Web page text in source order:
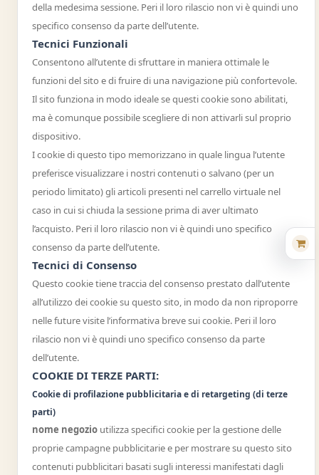
della medesima sessione. Peri il loro rilascio non vi è quindi uno
specifico consenso da parte dell’utente.
Tecnici Funzionali
Consentono all’utente di sfruttare in maniera ottimale le
funzioni del sito e di fruire di una navigazione più confortevole.
Il sito funziona in modo ideale se questi cookie sono abilitati,
ma è comunque possibile scegliere di non attivarli sul proprio
dispositivo.
I cookie di questo tipo memorizzano in quale lingua l’utente
preferisce visualizzare i nostri contenuti o salvano (per un
periodo limitato) gli articoli presenti nel carrello virtuale nel
caso in cui si chiuda la sessione prima di aver ultimato
l’acquisto. Peri il loro rilascio non vi è quindi uno specifico
consenso da parte dell’utente.
Tecnici di Consenso
Questo cookie tiene traccia del consenso prestato dall’utente
all’utilizzo dei cookie su questo sito, in modo da non riproporre
nelle future visite l’informativa breve sui cookie. Peri il loro
rilascio non vi è quindi uno specifico consenso da parte
dell’utente.
COOKIE DI TERZE PARTI:
Cookie di profilazione pubblicitaria e di retargeting (di terze
parti)
nome negozio utilizza specifici cookie per la gestione delle
proprie campagne pubblicitarie e per mostrare su questo sito
contenuti pubblicitari basati sugli interessi manifestati dagli